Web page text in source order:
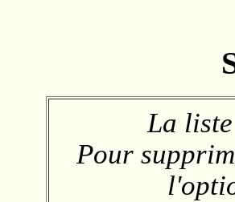
La
Pour